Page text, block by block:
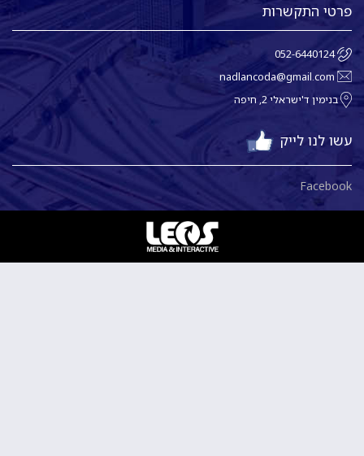
פרטי התקשרות
052-6440124
nadlancoda@gmail.com
בנימין ד'ישראלי 2, חיפה
עשו לנו לייק
Facebook